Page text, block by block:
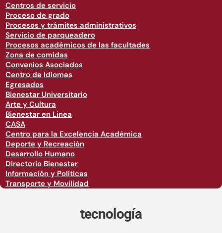
Centros de servicio
Proceso de grado
Procesos y trámites administrativos
Servicio de parqueadero
Procesos académicos de las facultades
Zona de comidas
Convenios Asociados
Centro de Idiomas
Egresados
Bienestar Universitario
Arte y Cultura
Bienestar en Linea
CASA
Centro para la Excelencia Académica
Deporte y Recreación
Desarrollo Humano
Directorio Bienestar
Información y Políticas
Transporte y Movilidad
tecnología